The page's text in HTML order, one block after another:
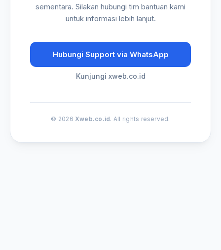
sementara. Silakan hubungi tim bantuan kami
untuk informasi lebih lanjut.
Hubungi Support via WhatsApp
Kunjungi xweb.co.id
© 2026 Xweb.co.id. All rights reserved.